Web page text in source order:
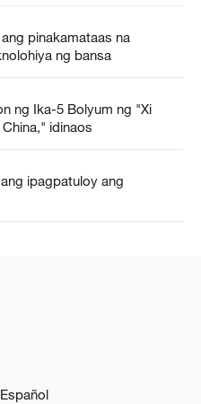
pinakamataas na
ng bansa
ng Ika-5 Bolyum ng "Xi
idinaos
ipagpatuloy ang
Español